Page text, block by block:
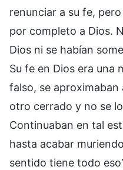
renunciar a su fe,
por completo a Dios.
Dios ni se habían
Su fe en Dios era una
falso, se
otro cerrado y no se
Continuaban en tal
hasta acabar
sentido tiene todo